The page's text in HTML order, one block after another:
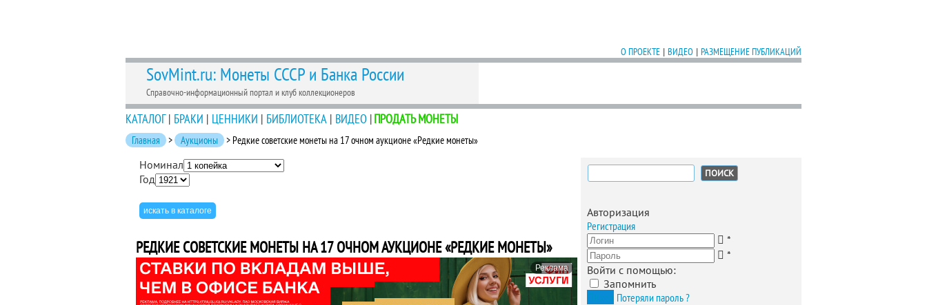
О ПРОЕКТЕ | ВИДЕО | РАЗМЕЩЕНИЕ ПУБЛИКАЦИЙ
SovMint.ru: Монеты СССР и Банка России
Справочно-информационный портал и клуб коллекционеров
КАТАЛОГ| БРАКИ | ЦЕННИКИ | БИБЛИОТЕКА | ВИДЕО |ПРОДАТЬ МОНЕТЫ
Главная > Аукционы > Редкие советские монеты на 17 очном аукционе «Редкие монеты»
Номинал
Год
РЕДКИЕ СОВЕТСКИЕ МОНЕТЫ НА 17 ОЧНОМ АУКЦИОНЕ «РЕДКИЕ МОНЕТЫ»
Реклама
Найти:
Авторизация
Регистрация
*
*
Войти с помощью:
Запомнить
Потеряли пароль ?